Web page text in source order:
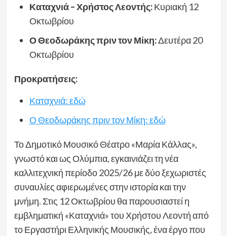
Καταχνιά – Χρήστος Λεοντής:Κυριακή 12
Οκτωβρίου
Ο Θεοδωράκης πριν τον Μίκη:Δευτέρα 20
Οκτωβρίου
Προκρατήσεις:
Καταχνιά: εδώ
Ο Θεοδωράκης πριν τον Μίκη: εδώ
Το Δημοτικό Μουσικό Θέατρο «Μαρία Κάλλας»,
γνωστό και ως Ολύμπια, εγκαινιάζει τη νέα
καλλιτεχνική περίοδο 2025/26 με δύο ξεχωριστές
συναυλίες αφιερωμένες στην ιστορία και την
μνήμη. Στις 12 Οκτωβρίου θα παρουσιαστεί η
εμβληματική «Καταχνιά» του Χρήστου Λεοντή από
το Εργαστήρι Ελληνικής Μουσικής, ένα έργο που